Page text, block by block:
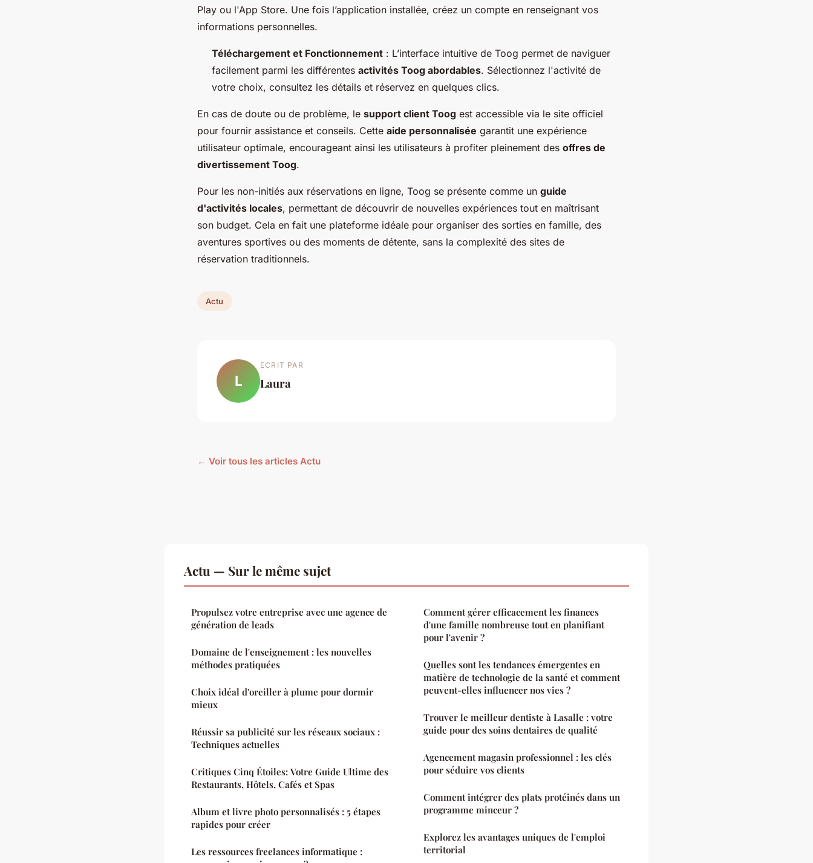
Play ou l'App Store. Une fois l’application installée, créez un compte en renseignant vos
informations personnelles.
Téléchargement et Fonctionnement : L’interface intuitive de Toog permet de naviguer
facilement parmi les différentes activités Toog abordables. Sélectionnez l'activité de
votre choix, consultez les détails et réservez en quelques clics.
En cas de doute ou de problème, le support client Toog est accessible via le site officiel
pour fournir assistance et conseils. Cette aide personnalisée garantit une expérience
utilisateur optimale, encourageant ainsi les utilisateurs à profiter pleinement des offres de
divertissement Toog.
Pour les non-initiés aux réservations en ligne, Toog se présente comme un guide
d'activités locales, permettant de découvrir de nouvelles expériences tout en maîtrisant
son budget. Cela en fait une plateforme idéale pour organiser des sorties en famille, des
aventures sportives ou des moments de détente, sans la complexité des sites de
réservation traditionnels.
Actu
L
ECRIT PAR
Laura
← Voir tous les articles Actu
Actu — Sur le même sujet
Propulsez votre entreprise avec une agence de
génération de leads
Domaine de l'enseignement : les nouvelles
méthodes pratiquées
Choix idéal d'oreiller à plume pour dormir
mieux
Réussir sa publicité sur les réseaux sociaux :
Techniques actuelles
Critiques Cinq Étoiles: Votre Guide Ultime des
Restaurants, Hôtels, Cafés et Spas
Album et livre photo personnalisés : 5 étapes
rapides pour créer
Les ressources freelances informatique :
Comment gérer efficacement les finances
d'une famille nombreuse tout en planifiant
pour l'avenir ?
Quelles sont les tendances émergentes en
matière de technologie de la santé et comment
peuvent-elles influencer nos vies ?
Trouver le meilleur dentiste à Lasalle : votre
guide pour des soins dentaires de qualité
Agencement magasin professionnel : les clés
pour séduire vos clients
Comment intégrer des plats protéinés dans un
programme minceur ?
Explorez les avantages uniques de l'emploi
territorial